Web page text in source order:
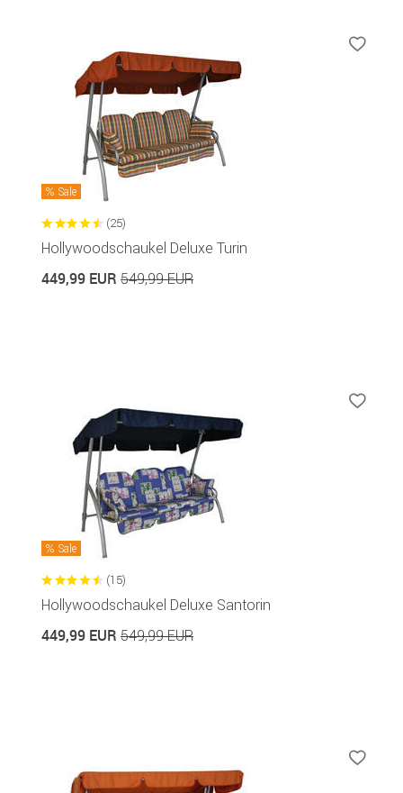
Sale
(25)
Hollywoodschaukel Deluxe Turin
449,99 EUR 549,99 EUR
Sale
(15)
Hollywoodschaukel Deluxe Santorin
449,99 EUR 549,99 EUR